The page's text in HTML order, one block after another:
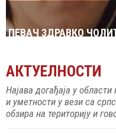
АКТУЕЛНОСТИ
и уметности у вези са
обзира на територију и
ДА СЕ НЕ